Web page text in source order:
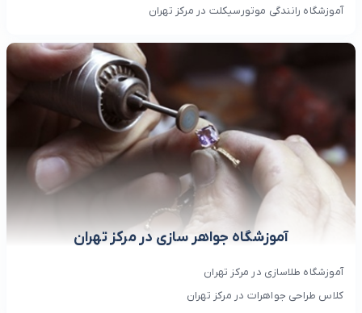
آموزشگاه رانندگی موتورسیکلت در مرکز تهران
آموزشگاه جواهر سازی در مرکز تهران
آموزشگاه طلاسازی در مرکز تهران
کلاس طراحی جواهرات در مرکز تهران